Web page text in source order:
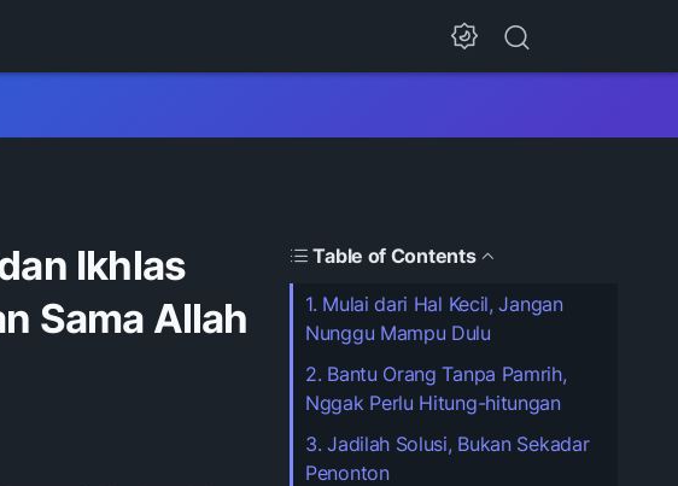
Ikhlas
Sama Allah
Table of Contents
1. Mulai dari Hal Kecil, Jangan
Nunggu Mampu Dulu
2. Bantu Orang Tanpa Pamrih,
Nggak Perlu Hitung-hitungan
3. Jadilah Solusi, Bukan Sekadar
Penonton